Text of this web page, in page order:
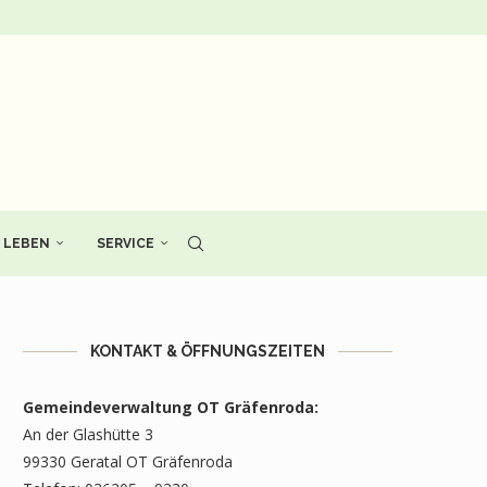
LEBEN SERVICE
KONTAKT & ÖFFNUNGSZEITEN
Gemeindeverwaltung OT Gräfenroda:
An der Glashütte 3
99330 Geratal OT Gräfenroda